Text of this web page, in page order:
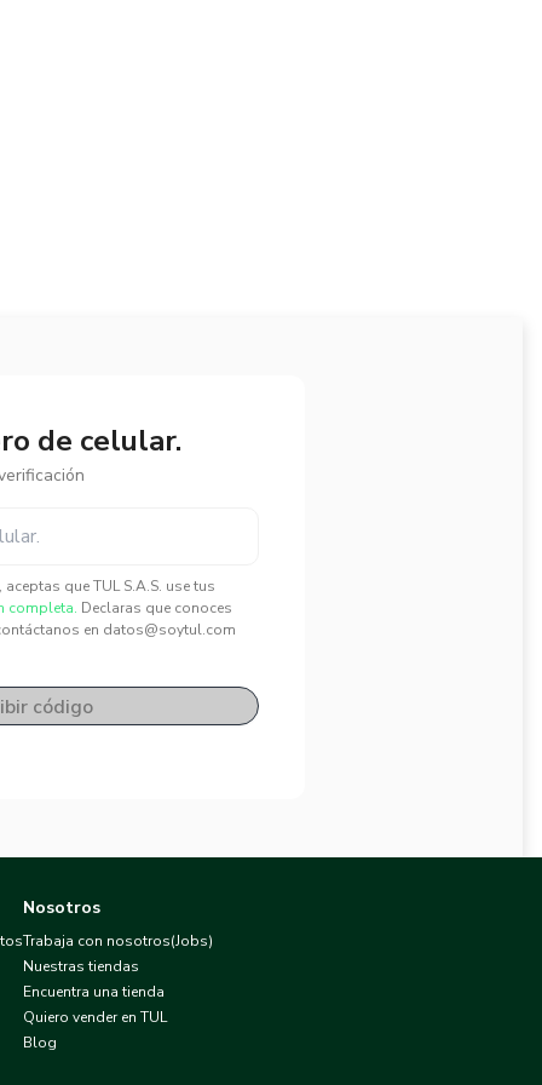
de celular.
que TUL S.A.S. use tus
completa. Declaras que conoces
en datos@soytul.com
código
Nosotros
Trabaja con nosotros(Jobs)
Nuestras tiendas
Encuentra una tienda
Quiero vender en TUL
Blog